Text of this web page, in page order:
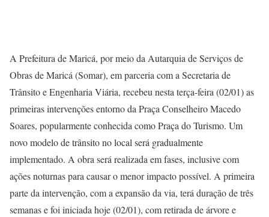
A Prefeitura de Maricá, por meio da Autarquia de Serviços de
Obras de Maricá (Somar), em parceria com a Secretaria de
Trânsito e Engenharia Viária, recebeu nesta terça-feira (02/01) as
primeiras intervenções entorno da Praça Conselheiro Macedo
Soares, popularmente conhecida como Praça do Turismo. Um
novo modelo de trânsito no local será gradualmente
implementado. A obra será realizada em fases, inclusive com
ações noturnas para causar o menor impacto possível. A primeira
parte da intervenção, com a expansão da via, terá duração de três
semanas e foi iniciada hoje (02/01), com retirada de árvore e